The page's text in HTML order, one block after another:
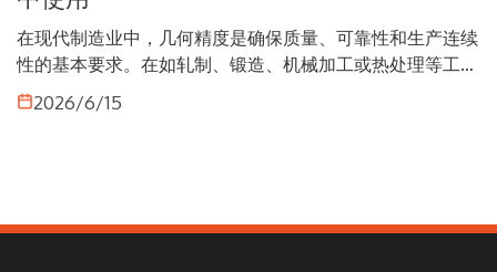
在现代制造业中，几何精度是确保质量、可靠性和生产连续
性的基本要求。在如轧制、锻造、机械加工或热处理等工序
中，金属零件可能发生变形，从而影响设计要求的尺寸公
差。 为消除这些缺陷，采用校直机，系统通过可控施力将
2026/6/15